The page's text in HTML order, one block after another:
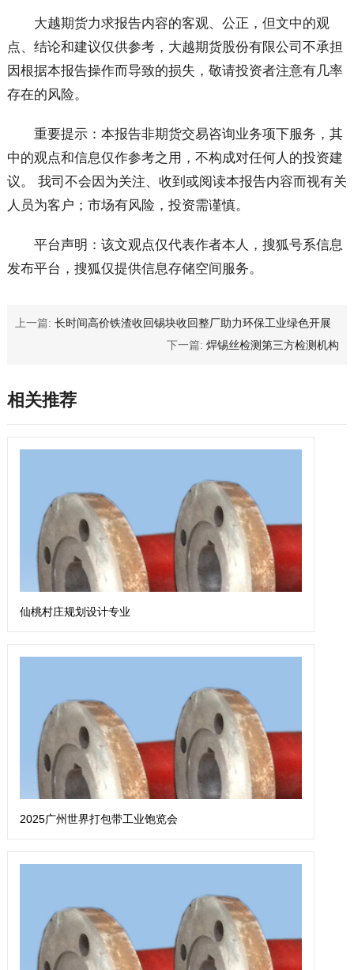
大越期货力求报告内容的客观、公正，但文中的观
点、结论和建议仅供参考，大越期货股份有限公司不承担
因根据本报告操作而导致的损失，敬请投资者注意有几率
存在的风险。
重要提示：本报告非期货交易咨询业务项下服务，其
中的观点和信息仅作参考之用，不构成对任何人的投资建
议。 我司不会因为关注、收到或阅读本报告内容而视有关
人员为客户；市场有风险，投资需谨慎。
平台声明：该文观点仅代表作者本人，搜狐号系信息
发布平台，搜狐仅提供信息存储空间服务。
上一篇: 长时间高价铁渣收回锡块收回整厂助力环保工业绿色开展
下一篇:焊锡丝检测第三方检测机构
相关推荐
仙桃村庄规划设计专业
2025广州世界打包带工业饱览会